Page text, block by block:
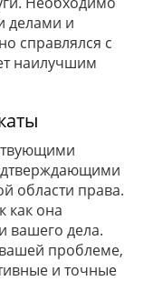
делами и
справлялся с
наилучшим
области права.
как она
вашего дела.
проблеме,
и точные